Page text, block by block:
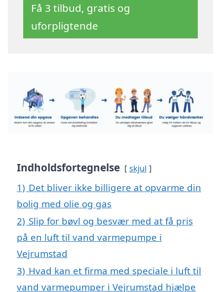
Få 3 tilbud, gratis og
uforpligtende
Indholdsfortegnelse skjul
1) Det bliver ikke billigere at opvarme din
bolig med olie og gas
2) Slip for bøvl og besvær med at få pris
på en luft til vand varmepumpe i
Vejrumstad
3) Hvad kan et firma med speciale i luft til
vand varmepumper i Vejrumstad hjælpe